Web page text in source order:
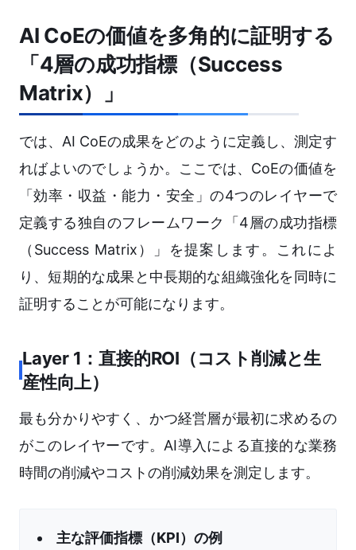
AI CoEの価値を多角的に証明する
「4層の成功指標（Success
Matrix）」
では、AI CoEの成果をどのように定義し、測定す
ればよいのでしょうか。ここでは、CoEの価値を
「効率・収益・能力・安全」の4つのレイヤーで
定義する独自のフレームワーク「4層の成功指標
（Success Matrix）」を提案します。これによ
り、短期的な成果と中長期的な組織強化を同時に
証明することが可能になります。
Layer 1：直接的ROI（コスト削減と生
産性向上）
最も分かりやすく、かつ経営層が最初に求めるの
がこのレイヤーです。AI導入による直接的な業務
時間の削減やコストの削減効果を測定します。
主な評価指標（KPI）の例